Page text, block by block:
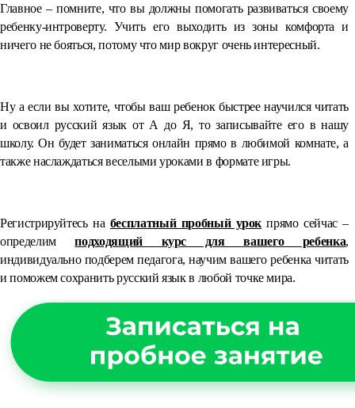
Главное – помните, что вы должны помогать развиваться своему
ребенку-интроверту. Учить его выходить из зоны комфорта и
ничего не бояться, потому что мир вокруг очень интересный.
Ну а если вы хотите, чтобы ваш ребенок быстрее научился читать
и освоил русский язык от А до Я, то записывайте его в нашу
школу. Он будет заниматься онлайн прямо в любимой комнате, а
также наслаждаться веселыми уроками в формате игры.
Регистрируйтесь на бесплатный пробный урок прямо сейчас –
определимподходящий курс для вашего ребенка,
индивидуально подберем педагога, научим вашего ребенка читать
и поможем сохранить русский язык в любой точке мира.